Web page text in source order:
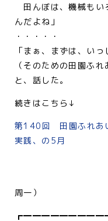
田んぼは、機械もい
んだよね」
・・・・・
「まぁ、まずは、いっ
（そのための田園ふ
と、話した。
続きはこちら↓
第140回 田園ふれあ
実践、の5月
（
周一）